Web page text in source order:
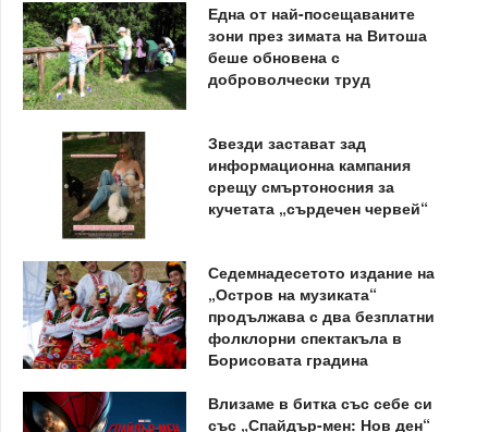
Една от най-посещаваните
зони през зимата на Витоша
беше обновена с
доброволчески труд
Звезди застават зад
информационна кампания
срещу смъртоносния за
кучетата „сърдечен червей“
Седемнадесетото издание на
„Остров на музиката“
продължава с два безплатни
фолклорни спектакъла в
Борисовата градина
Влизаме в битка със себе си
със „Спайдър-мен: Нов ден“